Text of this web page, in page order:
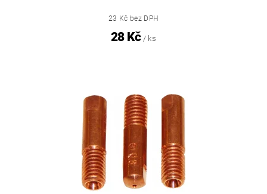
23 Kč bez DPH
28 Kč / ks